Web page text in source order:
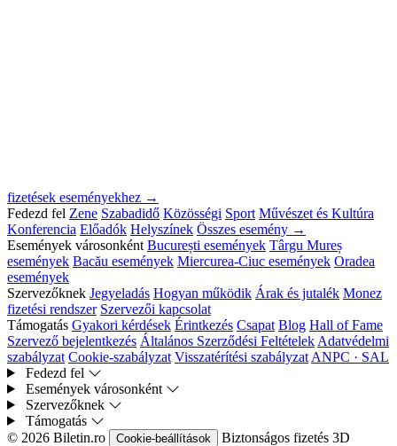
fizetések eseményekhez →
Fedezd fel Zene Szabadidő Közösségi Sport Művészet és Kultúra
Konferencia Előadók Helyszínek Összes esemény →
Események városonként București események Târgu Mureș
események Bacău események Miercurea-Ciuc események Oradea
események
Szervezőknek Jegyeladás Hogyan működik Árak és jutalék Monez
fizetési rendszer Szervezői kapcsolat
Támogatás Gyakori kérdések Érintkezés Csapat Blog Hall of Fame
Szervező bejelentkezés Általános Szerződési Feltételek Adatvédelmi
szabályzat Cookie-szabályzat Visszatérítési szabályzat ANPC · SAL
Fedezd fel
Események városonként
Szervezőknek
Támogatás
© 2026 Biletin.ro
Cookie-beállítások Biztonságos fizetés 3D